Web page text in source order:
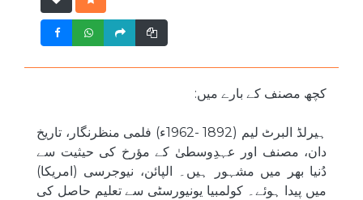
کچھ مصنف کے بارے میں:
ہیرلڈ البرٹ لیم (1892 -1962ء) فلمی منظرنگار، تاریخ
دان، مصنف اور عہدِوسطیٰ کے مؤرخ کی حیثیت سے
دُنیا بھر میں مشہور ہیں۔ الپائن، نیوجرسی (امریکا)
میں پیدا ہوئے۔ کولمبیا یونیورسٹی سے تعلیم حاصل کی